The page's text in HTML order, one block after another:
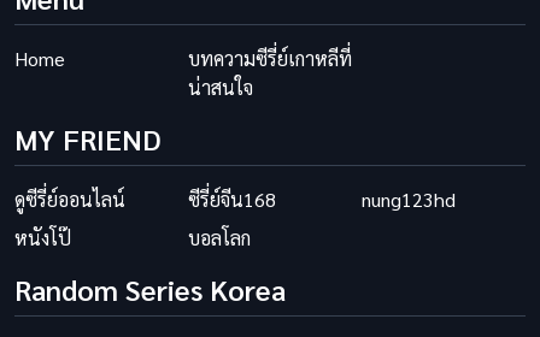
Home
บทความซีรี่ย์เกาหลีที่
น่าสนใจ
MY FRIEND
ดูซีรี่ย์ออนไลน์ ซีรี่ย์จีน168
nung123hd
หนังโป๊
บอลโลก
Random Series Korea